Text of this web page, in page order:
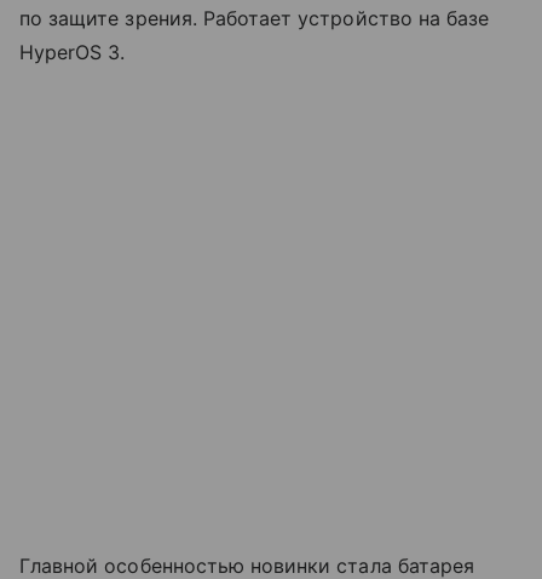
по защите зрения. Работает устройство на базе
HyperOS 3.
Главной особенностью новинки стала батарея